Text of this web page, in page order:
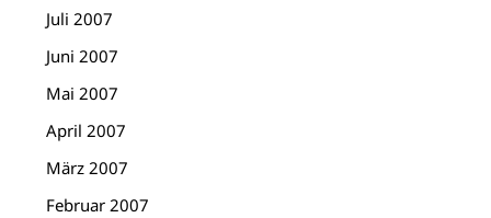
Juli 2007
Juni 2007
Mai 2007
April 2007
März 2007
Februar 2007